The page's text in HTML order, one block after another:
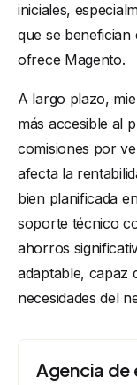
iniciales,
que se benefician
ofrece Magento.
A largo plazo,
más accesible al
comisiones por
afecta la
bien planificada
soporte técnico
ahorros
adaptable, capaz
necesidades del
Agencia de